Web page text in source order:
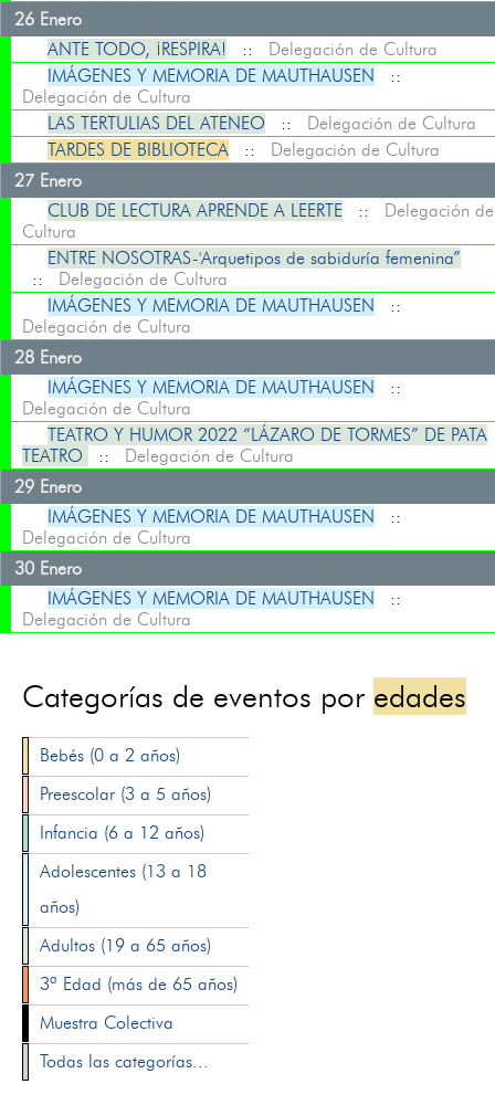
26 Enero
ANTE TODO, ¡RESPIRA!
:: Delegación de Cultura
IMÁGENES Y MEMORIA DE MAUTHAUSEN ::
Delegación de Cultura
LAS TERTULIAS DEL ATENEO :: Delegación de Cultura
TARDES DE BIBLIOTECA :: Delegación de Cultura
27 Enero
CLUB DE LECTURA APRENDE A LEERTE :: Delegación de
Cultura
ENTRE NOSOTRAS-'Arquetipos de sabiduría femenina”
:: Delegación de Cultura
IMÁGENES Y MEMORIA DE MAUTHAUSEN ::
Delegación de Cultura
28 Enero
IMÁGENES Y MEMORIA DE MAUTHAUSEN ::
Delegación de Cultura
TEATRO Y HUMOR 2022 “LÁZARO DE TORMES” DE PATA
TEATRO
:: Delegación de Cultura
29 Enero
IMÁGENES Y MEMORIA DE MAUTHAUSEN ::
Delegación de Cultura
30 Enero
IMÁGENES Y MEMORIA DE MAUTHAUSEN ::
Delegación de Cultura
Categorías de eventos por edades
Bebés (0 a 2 años)
Preescolar (3 a 5 años)
Infancia (6 a 12 años)
Adolescentes (13 a 18
años)
Adultos (19 a 65 años)
3ª Edad (más de 65 años)
Muestra Colectiva
Todas las categorías...